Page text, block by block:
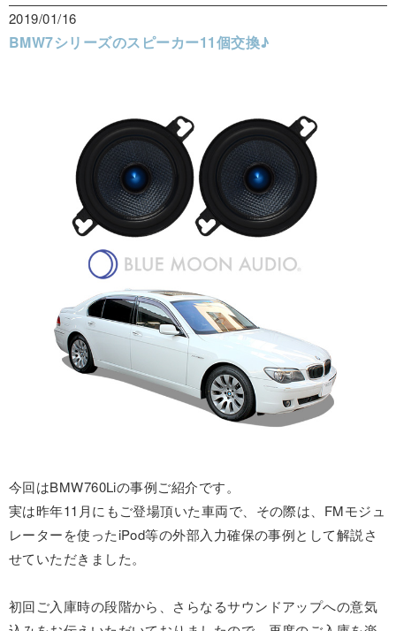
2019/01/16
BMW7シリーズのスピーカー11個交換♪
今回はBMW760Liの事例ご紹介です。
実は昨年11月にもご登場頂いた車両で、その際は、FMモジュ
レーターを使ったiPod等の外部入力確保の事例として解説さ
せていただきました。
初回ご入庫時の段階から、さらなるサウンドアップへの意気